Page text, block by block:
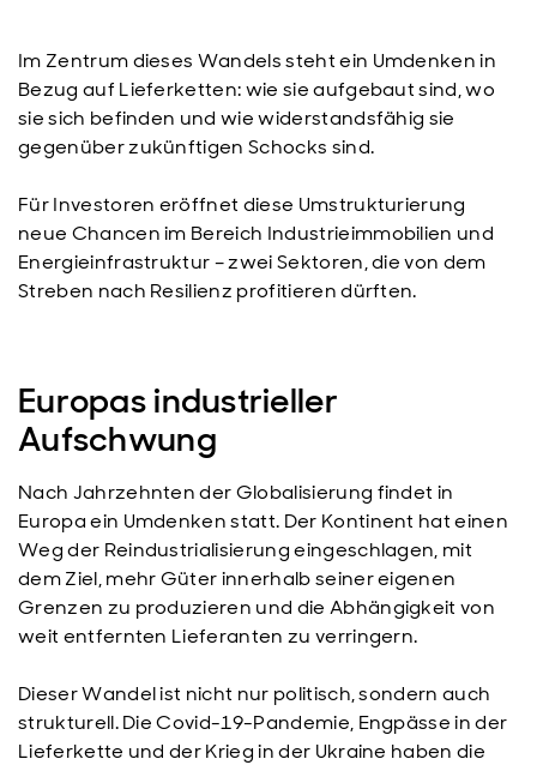
Im Zentrum dieses Wandels steht ein Umdenken in
Bezug auf Lieferketten: wie sie aufgebaut sind, wo
sie sich befinden und wie widerstandsfähig sie
gegenüber zukünftigen Schocks sind.
Für Investoren eröffnet diese Umstrukturierung
neue Chancen im Bereich Industrieimmobilien und
Energieinfrastruktur – zwei Sektoren, die von dem
Streben nach Resilienz profitieren dürften.
Europas industrieller
Aufschwung
Nach Jahrzehnten der Globalisierung findet in
Europa ein Umdenken statt. Der Kontinent hat einen
Weg der Reindustrialisierung eingeschlagen, mit
dem Ziel, mehr Güter innerhalb seiner eigenen
Grenzen zu produzieren und die Abhängigkeit von
weit entfernten Lieferanten zu verringern.
Dieser Wandel ist nicht nur politisch, sondern auch
strukturell. Die Covid-19-Pandemie, Engpässe in der
Lieferkette und der Krieg in der Ukraine haben die